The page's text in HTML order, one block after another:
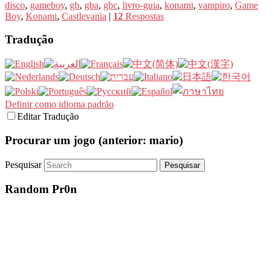
disco, gameboy, gb, gba, gbc, livro-guia, konami, vampiro, Game
Boy, Konami, Castlevania | 12 Respostas
Tradução
Definir como idioma padrão
Editar Tradução
Procurar um jogo (anterior: mario)
Pesquisar
Random Pr0n